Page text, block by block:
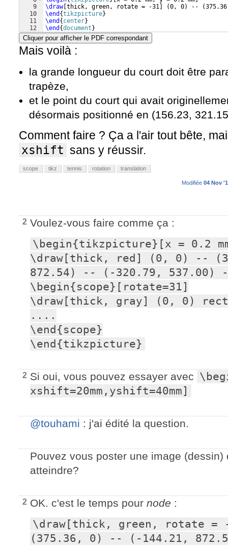
9
10
11
12
\draw[ thick, green, rotate = -31 (0, 0) -- (
\end {tikzpicture}
\end { center}
\end {document }
Cliquer pour afficher le PDF correspondant
Mais voilà :
la grande longueur du court doit être
trapèze,
et le point du court qui avait
désormais positionné en (156.23,
Comment faire ? Ça a l'air tout bête,
xshift sans y réussir.
scope tikz tennis rotation translation
Modifiée 04 Nov
2 Voulez-vous faire comme ça :
\begin{tikzpicture}[x = 0.2
\draw[thick, red] (0, 0) --
872.54) -- (-320.79, 537.00)
\begin{scope}[rotate=31]
\draw[thick, gray] (0, 0)
....
\end{scope}
\end{tikzpicture}
2 Si oui, vous pouvez essayer avec
xshift=20mm,yshift=40mm]
@touhami : j'ai édité la question.
Pouvez vous poster une image
atteindre?
2 OK. c'est le temps pour node :
\draw[thick, green, rotate
(375.36, 0) -- (-144.21,